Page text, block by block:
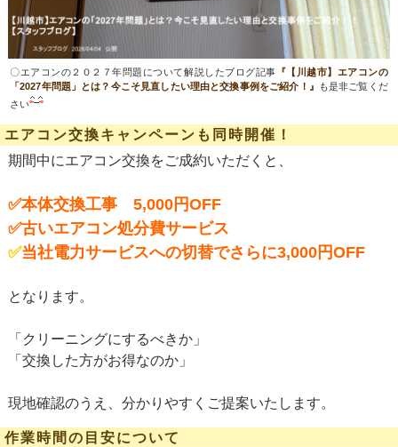
〇エアコンの２０２７年問題について解説したブログ記事 『【川越市】エアコンの
「2027年問題」とは？今こそ見直したい理由と交換事例をご紹介！』
も是非ご覧くだ
さい
エアコン交換キャンペーンも同時開催！
期間中にエアコン交換をご成約いただくと、
✅本体交換工事 5,000円OFF
✅古いエアコン処分費サービス
✅当社電力サービスへの切替でさらに3,000円OFF
となります。
「クリーニングにするべきか」
「交換した方がお得なのか」
現地確認のうえ、分かりやすくご提案いたします。
作業時間の目安について